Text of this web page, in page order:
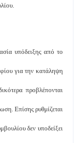
υπόδειξης από το
για την κατάληψη
προβλέπονται
Επίσης ρυθμίζεται
δεν υποδείξει